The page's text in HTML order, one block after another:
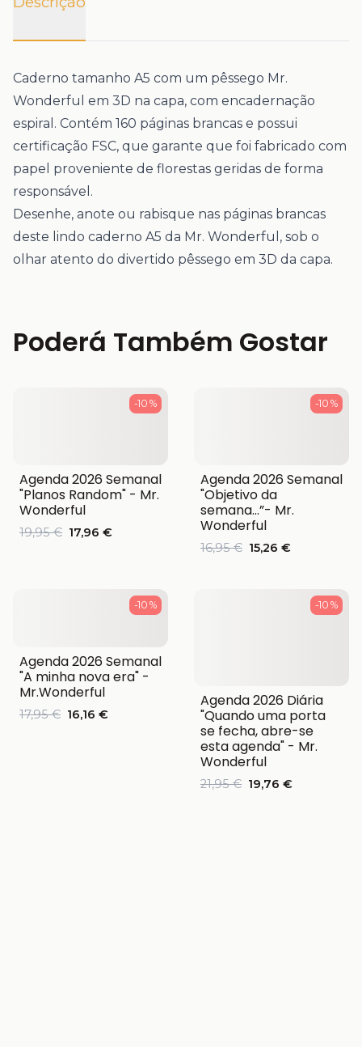
Caderno tamanho A5 com um pêssego Mr.
Wonderful em 3D na capa, com encadernação
espiral. Contém 160 páginas brancas e possui
certificação FSC, que garante que foi fabricado com
papel proveniente de florestas geridas de forma
responsável.
Desenhe, anote ou rabisque nas páginas brancas
deste lindo caderno A5 da Mr. Wonderful, sob o
olhar atento do divertido pêssego em 3D da capa.
Poderá Também Gostar
-10 %
Agenda 2026 Semanal
"Planos Random" - Mr.
Wonderful
19,95 € 17,96 €
-10 %
Agenda 2026 Semanal
"Objetivo da
semana…”- Mr.
Wonderful
16,95 € 15,26 €
-10 %
Agenda 2026 Semanal
"A minha nova era" -
Mr.Wonderful
17,95 € 16,16 €
-10 %
Agenda 2026 Diária
"Quando uma porta
se fecha, abre-se
esta agenda" - Mr.
Wonderful
21,95 € 19,76 €